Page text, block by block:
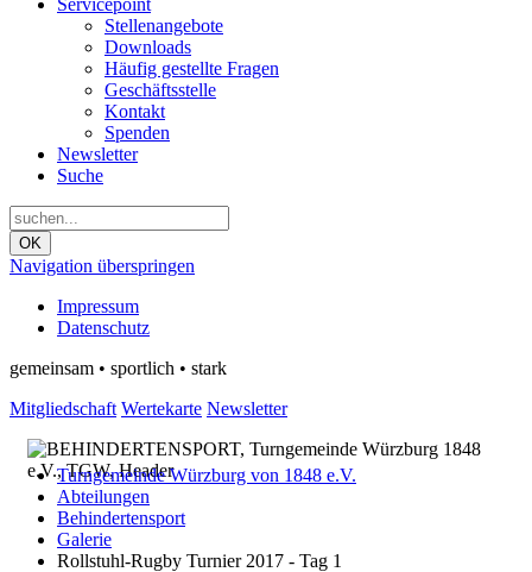
Servicepoint
Stellenangebote
Downloads
Häufig gestellte Fragen
Geschäftsstelle
Kontakt
Spenden
Newsletter
Suche
OK
Navigation überspringen
Impressum
Datenschutz
gemeinsam • sportlich • stark
Mitgliedschaft Wertekarte Newsletter
Turngemeinde Würzburg von 1848 e.V.
Abteilungen
Behindertensport
Galerie
Rollstuhl-Rugby Turnier 2017 - Tag 1